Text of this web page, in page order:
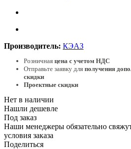
Производитель: КЭАЗ
Розничная цена с учетом НДС
Отправьте заявку для получения
скидки
Проектные скидки
Нет в наличии
Нашли дешевле
Под заказ
Наши менеджеры обязательно
условия заказа
Поделиться